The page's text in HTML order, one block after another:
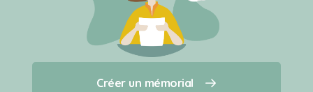
Créer un mémorial
Créer un mémorial